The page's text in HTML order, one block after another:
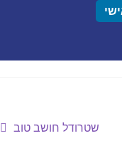
שטרודל חושב טוב